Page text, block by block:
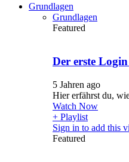
Grundlagen
Grundlagen
Featured
Der erste
5 Jahren ago
Hier erfährst du,
Watch Now
+ Playlist
Sign in to add this
Featured